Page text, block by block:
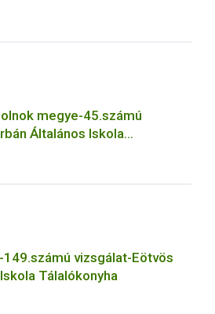
megye-45.számú
Általános Iskola
149.számú vizsgálat-Eötvös
Tálalókonyha